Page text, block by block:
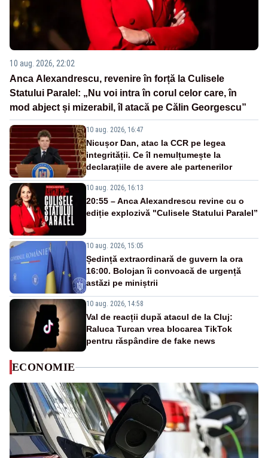
10 aug. 2026, 22:02
Anca Alexandrescu, revenire în forță la Culisele
Statului Paralel: „Nu voi intra în corul celor care, în
mod abject și mizerabil, îl atacă pe Călin Georgescu”
10 aug. 2026, 16:47
Nicușor Dan, atac la CCR pe legea
integrității. Ce îl nemulțumește la
declarațiile de avere ale partenerilor
10 aug. 2026, 16:13
20:55 – Anca Alexandrescu revine cu o
ediție explozivă "Culisele Statului Paralel”
10 aug. 2026, 15:05
Ședință extraordinară de guvern la ora
16:00. Bolojan îi convoacă de urgență
astăzi pe miniștrii
10 aug. 2026, 14:58
Val de reacții după atacul de la Cluj:
Raluca Turcan vrea blocarea TikTok
pentru răspândire de fake news
ECONOMIE